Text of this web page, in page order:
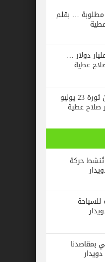
…
من ثورة 23 يوليو